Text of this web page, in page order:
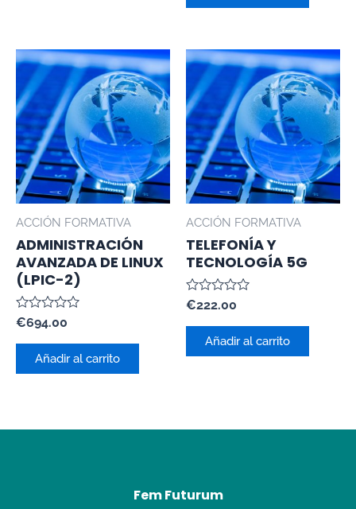
ACCIÓN FORMATIVA
ADMINISTRACIÓN
AVANZADA DE LINUX
(LPIC-2)
Valorado
0
€694.00
Añadir al carrito
ACCIÓN FORMATIVA
TELEFONÍA Y
TECNOLOGÍA 5G
Valorado
0
€222.00
Añadir al carrito
Fem Futurum